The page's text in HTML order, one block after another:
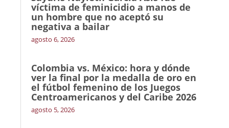
víctima de feminicidio a manos de
un hombre que no aceptó su
negativa a bailar
agosto 6, 2026
Colombia vs. México: hora y dónde
ver la final por la medalla de oro en
el fútbol femenino de los Juegos
Centroamericanos y del Caribe 2026
agosto 5, 2026